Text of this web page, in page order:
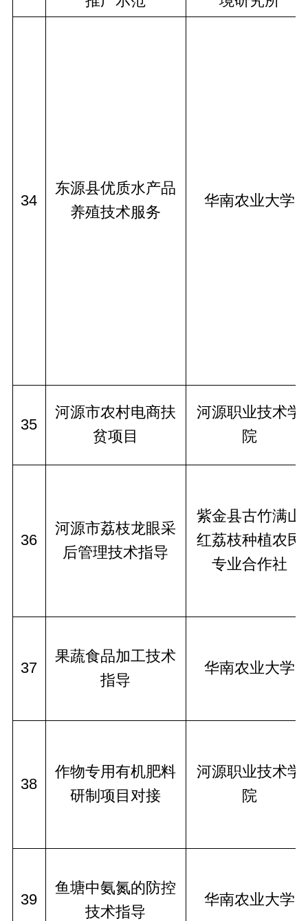
34
东源县优质水产品
养殖技术服务
华南农业大学
35
河源市农村电商扶
贫项目
河源职业技术学
院
36
河源市荔枝龙眼采
后管理技术指导
紫金县古竹满山
红荔枝种植农民
专业合作社
37
果蔬食品加工技术
指导
华南农业大学
38
作物专用有机肥料
研制项目对接
河源职业技术学
院
39
鱼塘中氨氮的防控
技术指导
华南农业大学